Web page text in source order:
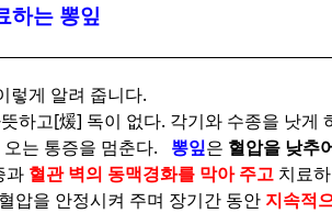
하는 뽕잎
렇게 알려 줍니다.
하고[煖] 독이 없다. 각기와 수종을 낫게
는 통증을 멈춘다. 뽕잎은 혈압을 낮추
과 혈관 벽의 동맥경화를 막아 주고 치료
압을 안정시켜 주며 장기간 동안 지속적